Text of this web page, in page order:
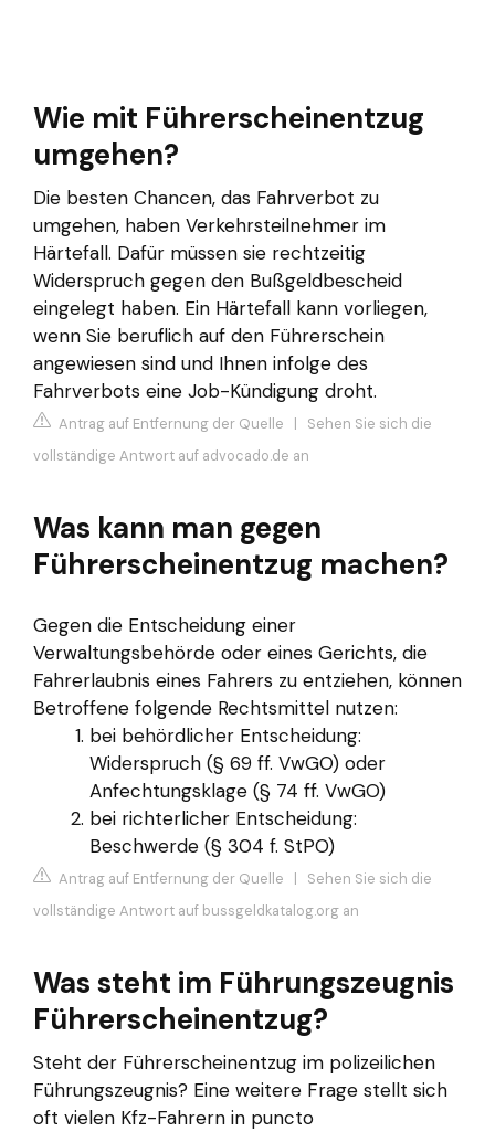
Wie mit Führerscheinentzug
umgehen?
Die besten Chancen, das Fahrverbot zu
umgehen, haben Verkehrsteilnehmer im
Härtefall. Dafür müssen sie rechtzeitig
Widerspruch gegen den Bußgeldbescheid
eingelegt haben. Ein Härtefall kann vorliegen,
wenn Sie beruflich auf den Führerschein
angewiesen sind und Ihnen infolge des
Fahrverbots eine Job-Kündigung droht.
Antrag auf Entfernung der Quelle | Sehen Sie sich die
vollständige Antwort auf advocado.de an
Was kann man gegen
Führerscheinentzug machen?
Gegen die Entscheidung einer
Verwaltungsbehörde oder eines Gerichts, die
Fahrerlaubnis eines Fahrers zu entziehen, können
Betroffene folgende Rechtsmittel nutzen:
bei behördlicher Entscheidung:
Widerspruch (§ 69 ff. VwGO) oder
Anfechtungsklage (§ 74 ff. VwGO)
bei richterlicher Entscheidung:
Beschwerde (§ 304 f. StPO)
Antrag auf Entfernung der Quelle | Sehen Sie sich die
vollständige Antwort auf bussgeldkatalog.org an
Was steht im Führungszeugnis
Führerscheinentzug?
Steht der Führerscheinentzug im polizeilichen
Führungszeugnis? Eine weitere Frage stellt sich
oft vielen Kfz-Fahrern in puncto